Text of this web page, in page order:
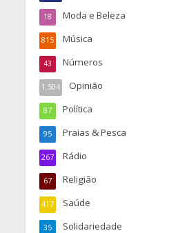
Moda e Beleza
18
Música
815
Números
43
Opinião
1.504
Política
87
Praias & Pesca
95
Rádio
267
Religião
67
Saúde
417
Solidariedade
35